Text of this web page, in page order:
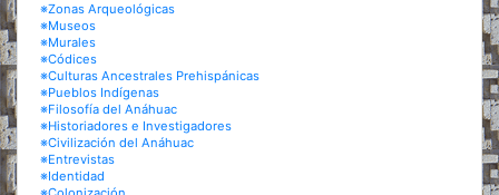
※Zonas Arqueológicas
※Museos
※Murales
※Códices
※Culturas Ancestrales Prehispánicas
※Pueblos Indígenas
※Filosofía del Anáhuac
※Historiadores e Investigadores
※Civilización del Anáhuac
※Entrevistas
※Identidad